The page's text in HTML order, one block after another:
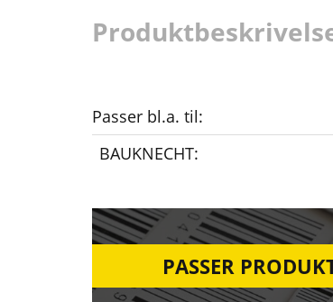
Passer bl.a. til:
BAUKNECHT:
PASSER